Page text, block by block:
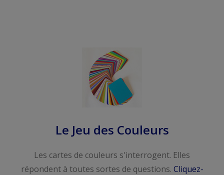
Le Jeu des Couleurs
Les cartes de couleurs s'interrogent. Elles
répondent à toutes sortes de questions. Cliquez-